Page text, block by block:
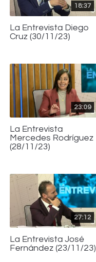
18:37
La Entrevista Diego
Cruz (30/11/23)
23:09
La Entrevista
Mercedes Rodríguez
(28/11/23)
27:12
La Entrevista José
Fernández (23/11/23)